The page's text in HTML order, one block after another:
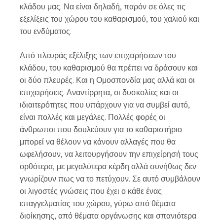
κλάδου μας. Να είναι δηλαδή, παρόν σε όλες τις
εξελίξεις του χώρου του καθαρισμού, του χαλιού και
του ενδύματος.
Από πλευράς εξέλιξης των επιχειρήσεων του
κλάδου, του καθαρισμού θα πρέπει να δράσουν και
οι δύο πλευρές. Και η Ομοσπονδία μας αλλά και οι
επιχειρήσεις. Αναντίρρητα, οι δυσκολίες και οι
ιδιαιτερότητες που υπάρχουν για να συμβεί αυτό,
είναι πολλές και μεγάλες. Πολλές φορές οι
άνθρωποι που δουλεύουν για το καθαριστήριο
μπορεί να θέλουν να κάνουν αλλαγές που θα
ωφελήσουν, να λειτουργήσουν την επιχείρησή τους
ορθότερα, με μεγαλύτερα κέρδη αλλά συνήθως δεν
γνωρίζουν πως να το πετύχουν. Σε αυτό συμβάλουν
οι λιγοστές γνώσεις που έχει ο κάθε ένας
επαγγελματίας του χώρου, γύρω από θέματα
διοίκησης, από θέματα οργάνωσης και σπανιότερα